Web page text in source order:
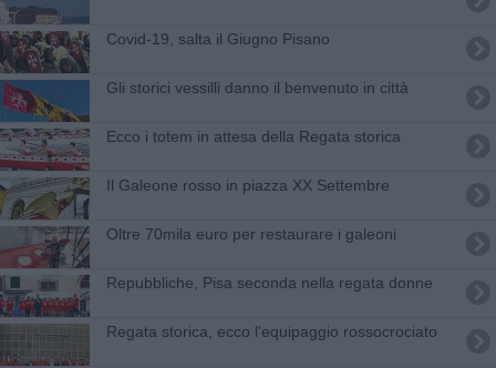
Covid-19, salta il Giugno Pisano
Gli storici vessilli danno il benvenuto in città
Ecco i totem in attesa della Regata storica
Il Galeone rosso in piazza XX Settembre
Oltre 70mila euro per restaurare i galeoni
Repubbliche, Pisa seconda nella regata donne
Regata storica, ecco l'equipaggio rossocrociato